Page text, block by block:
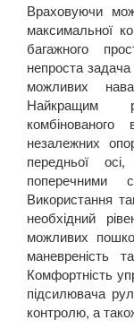
Враховуючи
максимальної
багажного
непроста задача
можливих
Найкращим
комбінованого
незалежних
передньої
поперечними
Використання
необхідний
можливих
маневреність
Комфортність
підсилювача
контролю, а